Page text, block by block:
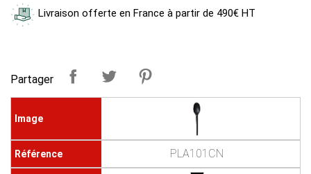
Livraison offerte en France à partir de 490€ HT
Partager
PLA101CN